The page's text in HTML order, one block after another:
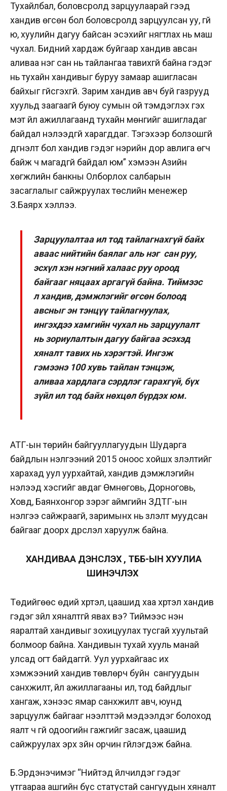
Тухайлбал, боловсролд зарцуулаарай гээд
хандив өгсөн бол боловсролд зарцуулсан уу, үгүй
юү, хуулийн дагуу байсан эсэхийг нягтлах нь маш
чухал. Бидний хардаж буйгаар хандив авсан
аливаа нэг сан нь тайлангаа тавихгүй байна гэдэг
нь тухайн хандивыг буруу замаар ашигласан
байхыг үгүйсгэхгүй. Зарим хандив авч буй газрууд
хуульд заагаагүй буюу сумын ой тэмдэглэх гэх
мэт үйл ажиллагаанд тухайн мөнгийг ашигладаг
байдал нэлээдгүй харагддаг. Тэгэхээр болзошгүй
дүгнэлт бол хандив гэдэг нэрийн дор авлига өгч
байж ч магадгүй байдал юм” хэмээн Азийн
хөгжлийн банкны Олборлох салбарын
засаглалыг сайжруулах төслийн менежер
З.Баярхүү хэллээ.
Зарцуулалтаа ил тод тайлагнахгүй байх
аваас нийтийн баялаг аль нэг сан руу,
эсхүл хэн нэгний халаас руу ороод
байгааг няцаах аргагүй байна. Тиймээс
л хандив, дэмжлэгийг өгсөн болоод
авсныг эн тэнцүү тайлагнуулах,
ингэхдээ хамгийн чухал нь зарцуулалт
нь зориулалтын дагуу байгаа эсэхэд
хяналт тавих нь хэрэгтэй. Ингэж
гэмээнэ 100 хувь тайлан тэнцэж,
аливаа хардлага сэрдлэг гарахгүй, бүх
зүйл ил тод байх нөхцөл бүрдэх юм.
АТГ-ын төрийн байгууллагуудын Шударга
байдлын үнэлгээний 2015 оноос хойшх үзүүлэлтийг
харахад уул уурхайтай, хандив дэмжлэгийн
нэлээд хэсгийг авдаг Өмнөговь, Дорноговь,
Ховд, Баянхонгор зэрэг аймгийн ЗДТГ-ын
үнэлгээ сайжраагүй, заримынх нь үзүүлэлт муудсан
байгааг доорх дүрслэл харуулж байна.
ХАНДИВАА ДЭНСЛЭХ ҮҮ, ТББ-ЫН ХУУЛИА
ШИНЭЧЛЭХ ҮҮ
Төдийгөөс өдий хүртэл, цаашид хаа хүртэл хандив
гэдэг зүйл хяналтгүй явах вэ? Тиймээс нэн
яаралтай хандивыг зохицуулах тусгай хуультай
болмоор байна. Хандивын тухай хууль манай
улсад огт байдаггүй. Уул уурхайгаас их
хэмжээний хандив төвлөрч буйн сангуудын
санхүүжилт, үйл ажиллагааны ил, тод байдлыг
хангаж, хэнээс ямар санхүүжилт авч, юунд
зарцуулж байгааг нээлттэй мэдээлдэг болоход
яалт ч үгүй одоогийн гажгийг засаж, цаашид
сайжруулах эрх зүйн орчин үгүйлэгдэж байна.
Б.Эрдэнэчимэг “Нийтэд үйлчилдэг гэдэг
утгаараа ашгийн бус статустай сангуудын хяналт